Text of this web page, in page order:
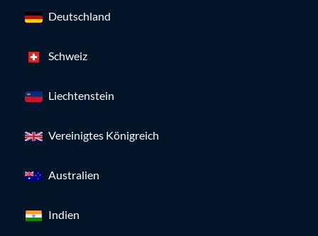
Deutschland
Schweiz
Liechtenstein
Vereinigtes Königreich
Australien
Indien